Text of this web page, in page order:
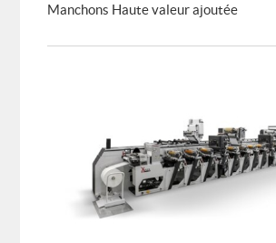
Manchons Haute valeur ajoutée